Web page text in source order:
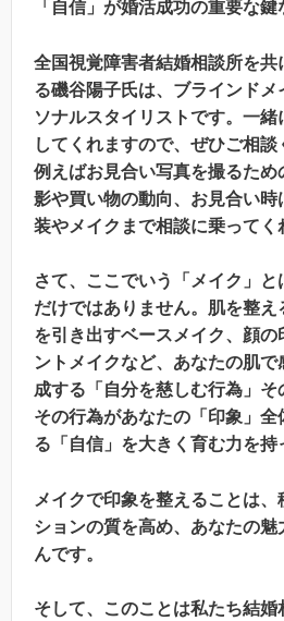
「自信」が婚活成功の重要な鍵
全国視覚障害者結婚相談所を
る磯谷陽子氏は、ブラインド
ソナルスタイリストです。一
してくれますので、ぜひご相談
例えばお見合い写真を撮るた
影や買い物の動向、お見合い時
装やメイクまで相談に乗ってく
さて、ここでいう「メイク」
だけではありません。肌を整
を引き出すベースメイク、顔の
ントメイクなど、あなたの肌
成する「自分を慈しむ行為」そ
その行為があなたの「印象」
る「自信」を大きく育む力を持
メイクで印象を整えることは
ションの質を高め、あなたの
んです。
そして、このことは私たち結